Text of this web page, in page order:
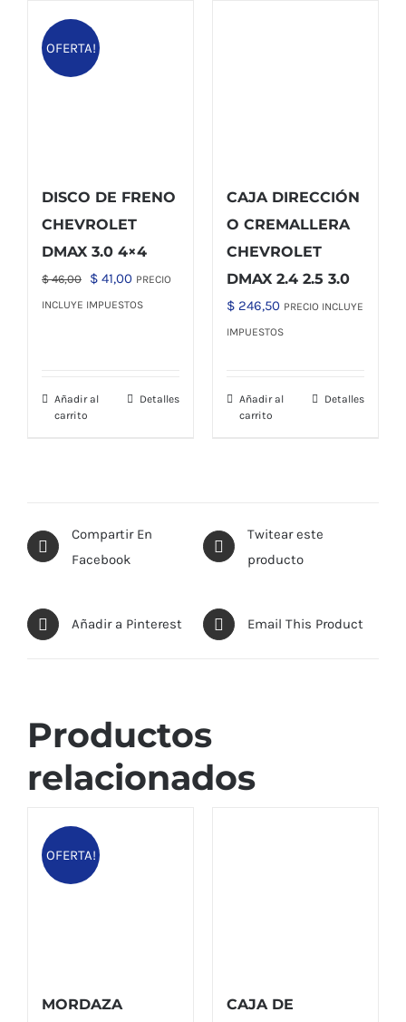
OFERTA!
DISCO DE FRENO
CHEVROLET
DMAX 3.0 4×4
$46,00
El
precio
$ 41,00El
precio
PRECIO
INCLUYE IMPUESTOS
Añadir al
carrito
Detalles
CAJA DIRECCIÓN
O CREMALLERA
CHEVROLET
DMAX 2.4 2.5 3.0
$ 246,50 PRECIO INCLUYE
IMPUESTOS
Añadir al
carrito
Detalles
Compartir En
Facebook
Twitear este
producto
Añadir a Pinterest Email This Product
Productos
relacionados
OFERTA!
MORDAZA
CAJA DE